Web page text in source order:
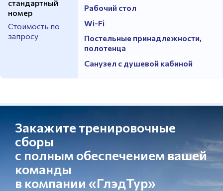
стандартный
номер
Стоимость по
запросу
Рабочий стол
Wi-Fi
Постельные принадлежности,
полотенца
Санузел с душевой кабиной
Закажите тренировочные
сборы
с полным обеспечением вашей
команды
в компании «ГлэдТур»